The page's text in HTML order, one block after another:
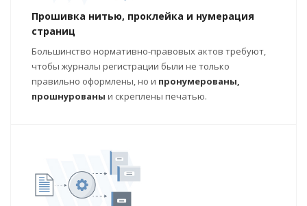
Прошивка нитью, проклейка и нумерация
страниц
Большинство нормативно-правовых актов требуют,
чтобы журналы регистрации были не только
правильно оформлены, но и пронумерованы,
прошнурованы и скреплены печатью.